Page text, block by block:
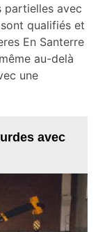
partielles avec
qualifiés et
En Santerre
au-delà
une
avec